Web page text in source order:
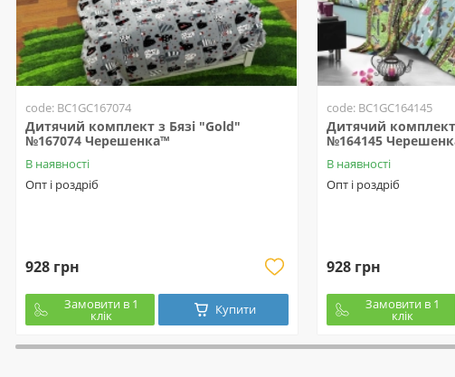
code: BC1GC167074
Дитячий комплект з Бязі "Gold"
№167074 Черешенка™
В наявності
Опт і роздріб
928 грн
Замовити в 1
клік Купити
code: BC1GC164145
Дитячий комплект
№164145
В наявності
Опт і роздріб
928 грн
Замовити в 1
клік